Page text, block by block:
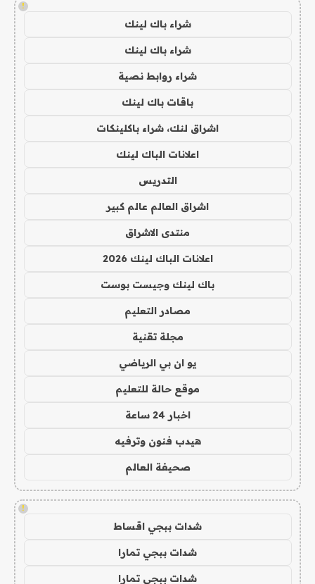
!
شراء باك لينك
شراء باك لينك
شراء روابط نصية
باقات باك لينك
اشراق لنك، شراء باكلينكات
اعلانات الباك لينك
التدريس
اشراق العالم عالم كبير
منتدى الاشراق
اعلانات الباك لينك 2026
باك لينك وجيست بوست
مصادر التعليم
مجلة تقنية
يو ان بي الرياضي
موقع حالة للتعليم
اخبار 24 ساعة
هيدب فنون وترفيه
صحيفة العالم
!
شدات ببجي اقساط
شدات ببجي تمارا
شدات ببجي تمارا